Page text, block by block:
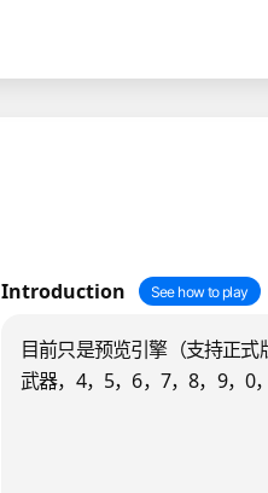
Introduction See how to play
目前只是预览引擎（支持正式
武器，4，5，6，7，8，9，0